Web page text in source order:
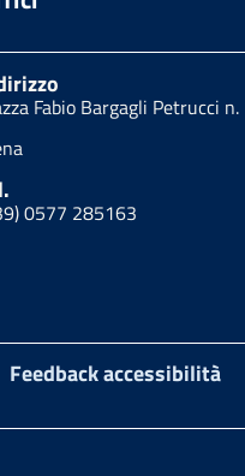
Fabio Bargagli Petrucci
0577 285163
Feedback accessibilità